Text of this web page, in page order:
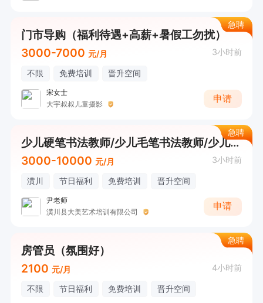
急聘
门市导购（福利待遇+高薪+暑假工勿扰）
3000-7000 元/月 3小时前
不限 免费培训 晋升空间
宋女士
大宇叔叔儿童摄影
申请
急聘
少儿硬笔书法教师/少儿毛笔书法教师/少儿美术教师/校区主管
3000-10000 元/月 3小时前
潢川 节日福利 免费培训 晋升空间
尹老师
潢川县大美艺术培训有限公司
申请
急聘
房管员（氛围好）
2100 元/月 4小时前
不限 节日福利 免费培训 晋升空间